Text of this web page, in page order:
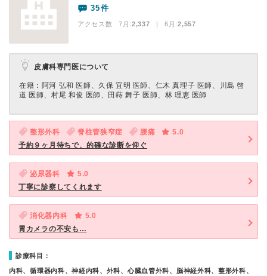
35件
アクセス数 7月:2,337 | 6月:2,557
皮膚科専門医について
在籍：阿河 弘和 医師、久保 宜明 医師、仁木 真理子 医師、川島 啓
道 医師、村尾 和俊 医師、田蒔 舞子 医師、林 理恵 医師
整形外科 脊柱管狭窄症 腰痛
5.0
予約９ヶ月待ちで、的確な診断を仰ぐ
泌尿器科
5.0
丁寧に診察してくれます
消化器内科
5.0
胃カメラの不安も…
診療科目：
内科、循環器内科、神経内科、外科、心臓血管外科、脳神経外科、整形外科、